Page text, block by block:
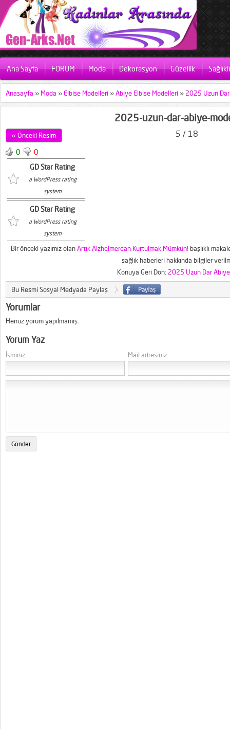
Ana Sayfa FORUM Moda Dekorasyon Güzellik
Anasayfa » Moda » Elbise Modelleri »Abiye Elbise Modelleri » 2025 Uzun
2025-uzun-dar-abiye-
« Önceki Resim 5 / 18
0
0
GD Star Rating
a WordPress rating
system
GD Star Rating
a WordPress rating
system
Bir önceki yazımız olanArtık Alzheimerdan Kurtulmak Mümkün! başlıklı
sağlık haberleri hakkında bilgiler
Konuya Geri Dön: 2025 Uzun Dar
Bu Resmi Sosyal Medyada Paylaş
Yorumlar
Henüz yorum yapılmamış.
Yorum Yaz
İsminiz Mail adresiniz